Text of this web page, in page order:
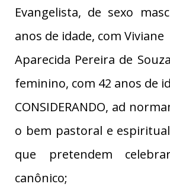
Evangelista, de sexo
anos de idade, com Viviane
Aparecida Pereira de
feminino, com 42 anos de
CONSIDERANDO, ad
o bem pastoral e
que pretendem
canônico;